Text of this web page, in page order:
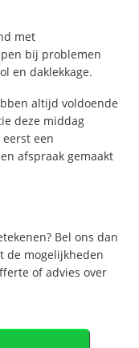
met
bij problemen
en daklekkage.
altijd voldoende
deze middag
een
afspraak gemaakt
Bel ons dan
de mogelijkheden
of advies over